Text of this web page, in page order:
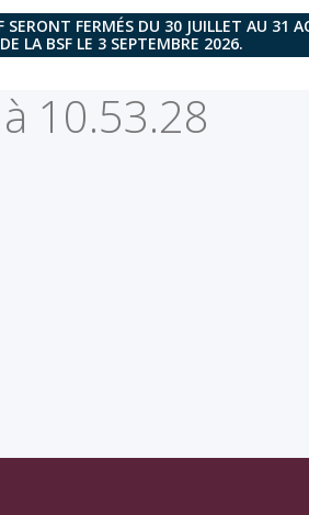
SERONT FERMÉS DU 30 JUILLET AU 31
LA BSF LE 3 SEPTEMBRE 2026.
10.53.28